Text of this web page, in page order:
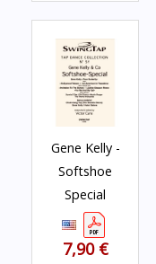
Gene Kelly -
Softshoe
Special
7,90 €